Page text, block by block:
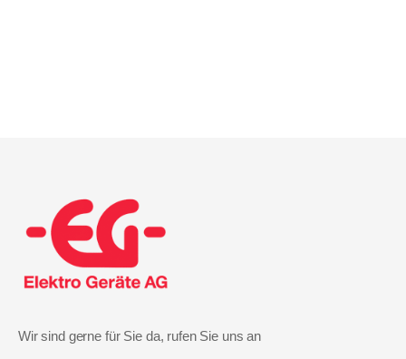
Wir sind gerne für Sie da, rufen Sie uns an